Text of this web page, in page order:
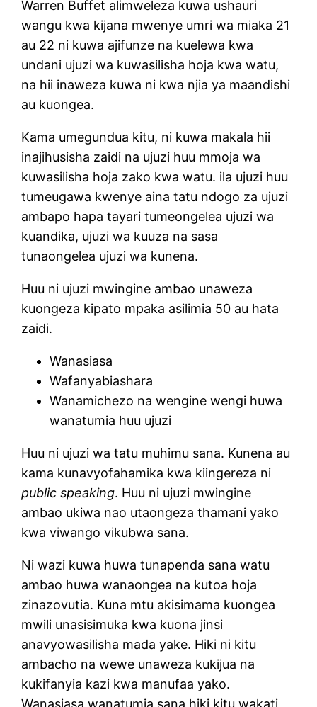
Warren Buffet alimweleza kuwa ushauri
wangu kwa kijana mwenye umri wa miaka 21
au 22 ni kuwa ajifunze na kuelewa kwa
undani ujuzi wa kuwasilisha hoja kwa watu,
na hii inaweza kuwa ni kwa njia ya maandishi
au kuongea.
Kama umegundua kitu, ni kuwa makala hii
inajihusisha zaidi na ujuzi huu mmoja wa
kuwasilisha hoja zako kwa watu. ila ujuzi huu
tumeugawa kwenye aina tatu ndogo za ujuzi
ambapo hapa tayari tumeongelea ujuzi wa
kuandika, ujuzi wa kuuza na sasa
tunaongelea ujuzi wa kunena.
Huu ni ujuzi mwingine ambao unaweza
kuongeza kipato mpaka asilimia 50 au hata
zaidi.
Wanasiasa
Wafanyabiashara
Wanamichezo na wengine wengi huwa
wanatumia huu ujuzi
Huu ni ujuzi wa tatu muhimu sana. Kunena au
kama kunavyofahamika kwa kiingereza ni
public speaking. Huu ni ujuzi mwingine
ambao ukiwa nao utaongeza thamani yako
kwa viwango vikubwa sana.
Ni wazi kuwa huwa tunapenda sana watu
ambao huwa wanaongea na kutoa hoja
zinazovutia. Kuna mtu akisimama kuongea
mwili unasisimuka kwa kuona jinsi
anavyowasilisha mada yake. Hiki ni kitu
ambacho na wewe unaweza kukijua na
kukifanyia kazi kwa manufaa yako.
Wanasiasa wanatumia sana hiki kitu wakati